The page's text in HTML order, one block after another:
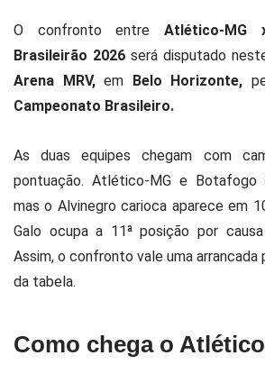
O confronto entre Atlético-MG
Brasileirão 2026será disputado
Arena MRV,em Belo Horizonte,
Campeonato Brasileiro.
As duas equipes chegam com
pontuação. Atlético-MG e Botafogo
mas o Alvinegro carioca aparece em
Galo ocupa a 11ª posição por
Assim, o confronto vale uma arrancada
da tabela.
Como chega o